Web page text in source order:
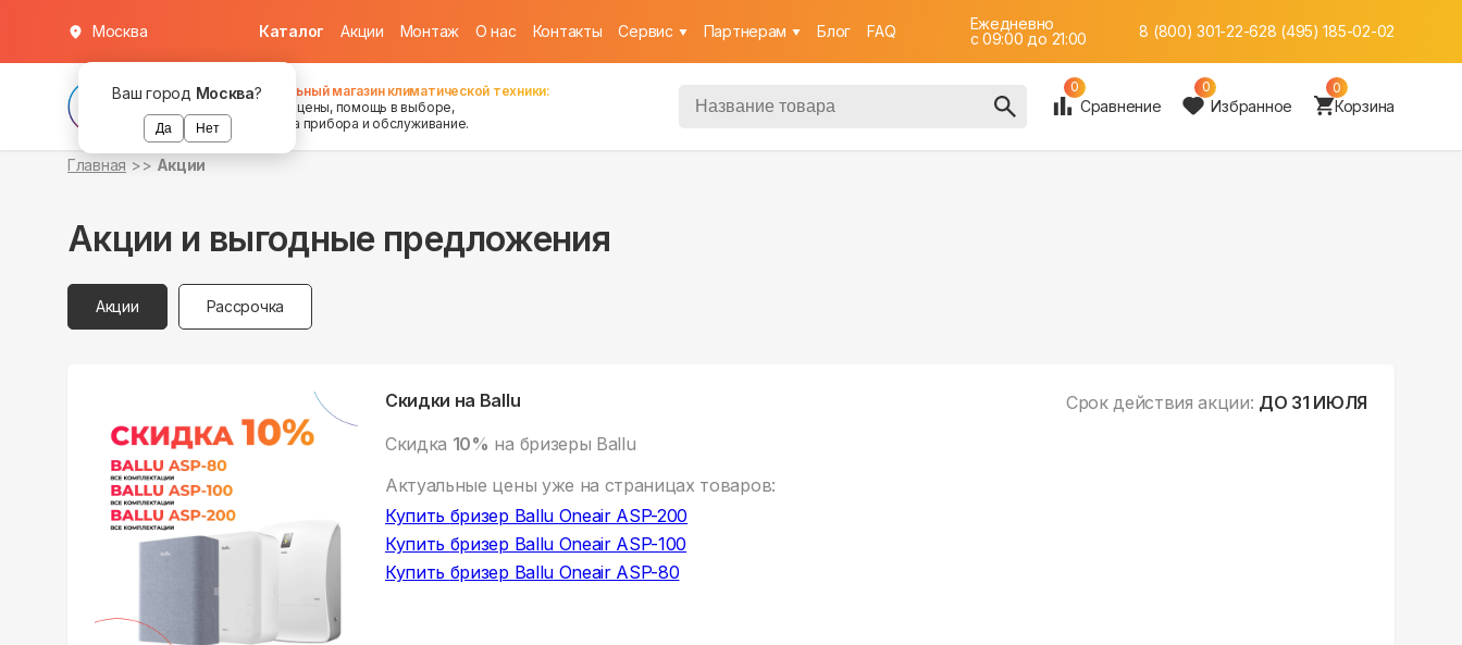
Ваш город Москва?
Да Нет
Москва Каталог Акции Монтаж О нас Контакты Cервис Партнерам Блог FAQ
Ежедневно
c 09:00 до 21:00
8 (800) 301-22-628 (495) 185-02-02
Федеральный магазин климатической техники:
хорошие цены, помощь в выборе,
установка прибора и обслуживание.
0
Сравнение
0
Избранное
0
Корзина
Главная Акции
Акции и выгодные предложения
Акции Рассрочка
Скидки на Ballu Срок действия акции: ДО 31 ИЮЛЯ
Скидка 10% на бризеры Ballu
Актуальные цены уже на страницах товаров:
Купить бризер Ballu Oneair ASP-200
Купить бризер Ballu Oneair ASP-100
Купить бризер Ballu Oneair ASP-80